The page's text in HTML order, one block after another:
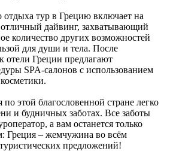
тур в Грецию включает на
дайвинг, захватывающий
количество других возможностей
для души и тела. После
отели Греции предлагают
SPA-салонов с использованием
этой благословенной стране легко
и будничных заботах. Все заботы
а вам останется только
Греция – жемчужина во всём
предложений!